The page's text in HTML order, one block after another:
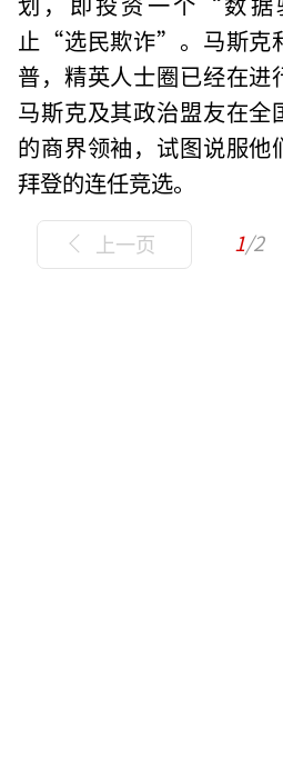
止“选民欺诈”。马斯克
普，精英人士圈已经在进
马斯克及其政治盟友在全
的商界领袖，试图说服他
拜登的连任竞选。
上一页 1/2